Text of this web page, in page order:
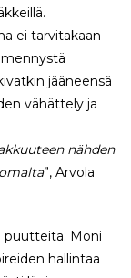
ei tarvitakaan
jääneensä
vähättely ja
nähden
”, Arvola
puutteita. Moni
hallintaa